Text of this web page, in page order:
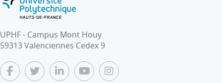
UPHF - Campus Mont Houy
59313 Valenciennes Cedex 9